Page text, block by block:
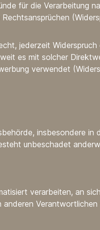
für die Verarbeitung
jederzeit
es mit solcher
verwendet
insbesondere in
unbeschadet
verarbeiten, an